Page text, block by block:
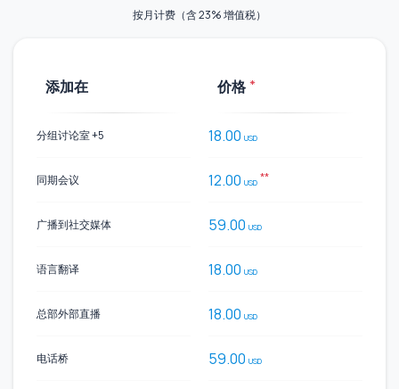
按月计费（含 23% 增值税）
添加在
分组讨论室 +5
同期会议
广播到社交媒体
语言翻译
总部外部直播
电话桥
价格 *
18.00 USD
12.00 USD **
59.00 USD
18.00 USD
18.00 USD
59.00 USD